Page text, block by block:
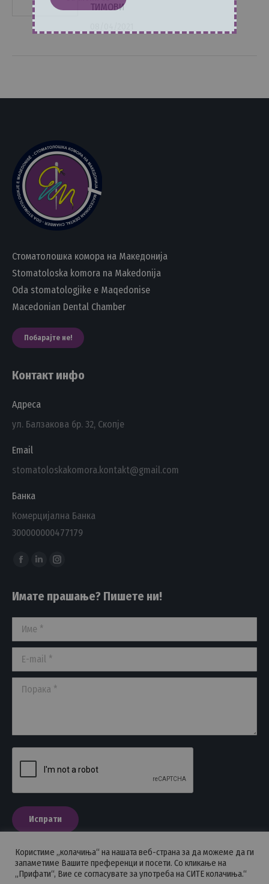
ТИМОВИ
Стоматолошка комора на Македонија
Stomatoloska komora na Makedonija
Oda stomatologjike e Maqedonise
Macedonian Dental Chamber
Побарајте не!
Контакт инфо
Адреса
ул. Балзакова бр. 32, Скопје
Email
stomatoloskakomora.kontakt@gmail.com
Банка
Комерцијална Банка
300000000477179
Find us on:
Facebook
opens
new
window
Linkedin
opens
new
window
Instagram
opens
window
Имате прашање? Пишете ни!
Име *
E-mail *
Порака *
Испрати
Користиме „колачиња“ на нашата веб-страна за да можеме да ги
запаметиме Вашите преференци и посети. Со кликање на
„Прифати“, Вие се согласувате за употреба на СИТЕ колачиња.“